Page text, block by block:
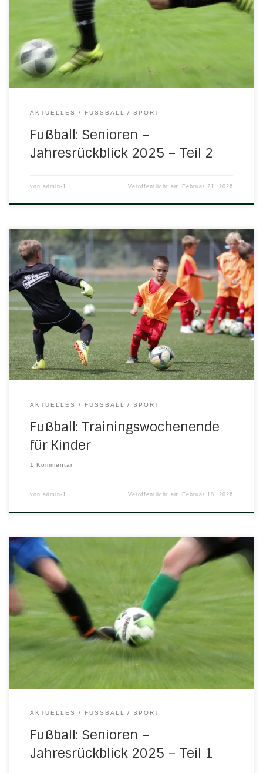
los. Hier sind wir bis 3.8.25 geblieben. Danach wurde in
Nesselröden bis Anfang September trainiert, danach bis
Ende November wieder in Wommen. Der Spielplan zur
Serie 25/26 kam Anfang Juli 25 raus. […]
AKTUELLES FUSSBALL SPORT
Fußball: Senioren –
Jahresrückblick 2025 – Teil 2
von admin-1 Veröffentlicht am Februar 21, 2026
Für alle Nachwuchskicker gibt es im Sommer ein tolles
Angebot. Die JSG Herleshausen/Nesselröden/Ulfegrund
holt das 05er Fußballcamp nach Herleshausen, genauer
gesagt auf den Nesselröder Sportplatz. Von Freitag, 5. Juni
bis Sonntag, 7. Juni 2026 steht dann der Spaß am runden
Leder im Mittelpunkt. Neben den Trainingseinheiten mit den
Trainern des […]
AKTUELLES FUSSBALL SPORT
Fußball: Trainingswochenende
für Kinder
1 Kommentar
von admin-1 Veröffentlicht am Februar 18, 2026
Januar bis Juni 2025 von Friedhelm Rimbach, Vorsitzender
SG H/N/U SG Herleshausen/Nesselröden/Ulfegrund I Im
ersten Teil sprechen wir von der Serie 2024/25, die im
August 24 gestartet ist, bis Mitte November lief und nach
der Winterpause im März 2025 fortgesetzt wurde. Trotz
sehr vieler Verletzte in der ersten Halbserie, konnte […]
AKTUELLES FUSSBALL SPORT
Fußball: Senioren –
Jahresrückblick 2025 – Teil 1